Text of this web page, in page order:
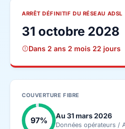
ARRÊT DÉFINITIF DU RÉSEAU ADSL
31 octobre 2028
Dans 2 ans 2 mois 22 jours
COUVERTURE FIBRE
97% Au 31 mars 2026
Données opérateurs /